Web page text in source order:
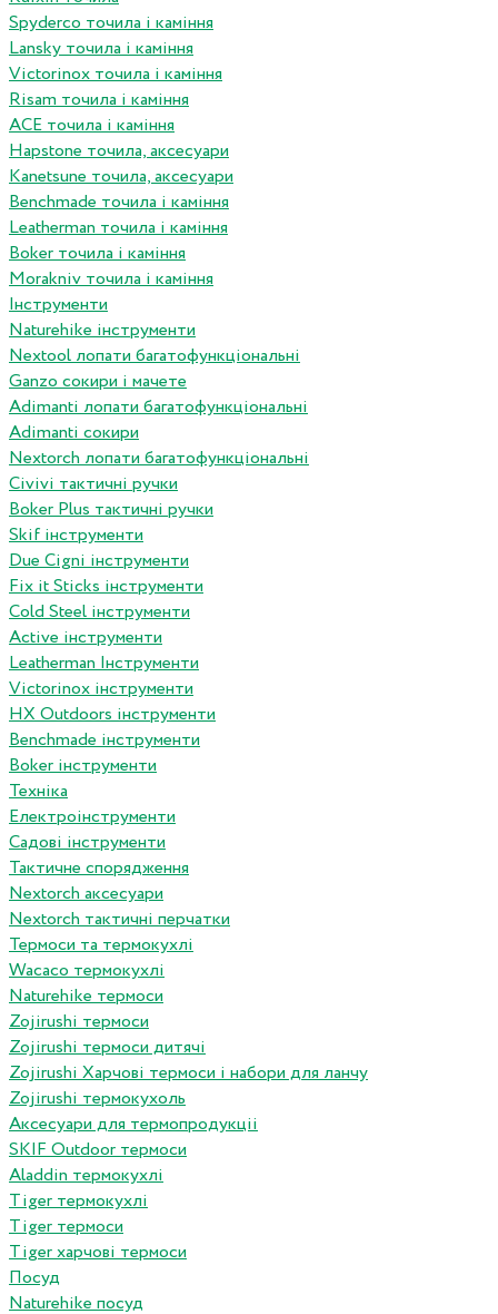
Spyderco точила і каміння
Lansky точила і каміння
Victorinox точила і каміння
Risam точила і каміння
ACE точила і каміння
Hapstone точила, аксесуари
Kanetsune точила, аксесуари
Benchmade точила і каміння
Leatherman точила і каміння
Boker точила і каміння
Morakniv точила і каміння
Інструменти
Naturehike інструменти
Nextool лопати багатофункціональні
Ganzo сокири і мачете
Adimanti лопати багатофункціональні
Adimanti сокири
Nextorch лопати багатофункціональні
Сivivi тактичні ручки
Boker Plus тактичні ручки
Skif інструменти
Due Cigni інструменти
Fix it Sticks інструменти
Сold Steel інструменти
Active інструменти
Leatherman Інструменти
Victorinox інструменти
HX Outdoors інструменти
Benchmade інструменти
Boker інструменти
Техніка
Електроінструменти
Садові інструменти
Тактичне спорядження
Nextorch аксесуари
Nextorch тактичні перчатки
Термоси та термокухлі
Wacaco термокухлі
Naturehike термоси
Zojirushi термоси
Zojirushi термоси дитячі
Zojirushi Харчові термоси і набори для ланчу
Zojirushi термокухоль
Аксесуари для термопродукціі
SKIF Outdoor термоси
Aladdin термокухлі
Tiger термокухлі
Tiger термоси
Tiger харчові термоси
Посуд
Naturehike посуд